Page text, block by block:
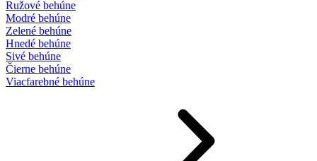
Ružové behúne
Modré behúne
Zelené behúne
Hnedé behúne
Sivé behúne
Čierne behúne
Viacfarebné behúne